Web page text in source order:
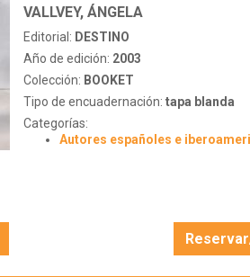
VALLVEY, ÁNGELA
Editorial: DESTINO
Año de edición: 2003
Colección: BOOKET
Tipo de encuadernación: tapa blanda
Categorías:
Autores españoles e